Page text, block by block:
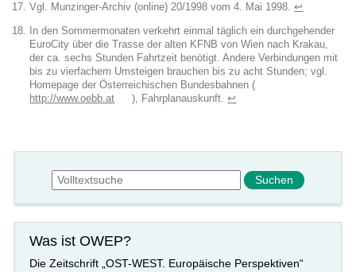
Vgl. Munzinger-Archiv (online) 20/1998 vom 4. Mai 1998.↩︎
In den Sommermonaten verkehrt einmal täglich ein durchgehender
EuroCity über die Trasse der alten KFNB von Wien nach Krakau,
der ca. sechs Stunden Fahrtzeit benötigt. Andere Verbindungen mit
bis zu vierfachem Umsteigen brauchen bis zu acht Stunden; vgl.
Homepage der Österreichischen Bundesbahnen (
http://www.oebb.at
), Fahrplanauskunft.↩︎
Suchformular
Suche
Was ist OWEP?
Die Zeitschrift „OST-WEST. Europäische Perspektiven“